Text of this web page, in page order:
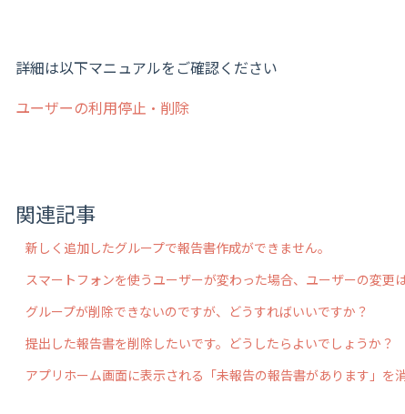
詳細は以下マニュアルをご確認ください
ユーザーの利用停止・削除
関連記事
新しく追加したグループで報告書作成ができません。
スマートフォンを使うユーザーが変わった場合、ユーザーの変更
グループが削除できないのですが、どうすればいいですか？
提出した報告書を削除したいです。どうしたらよいでしょうか？
アプリホーム画面に表示される「未報告の報告書があります」を消